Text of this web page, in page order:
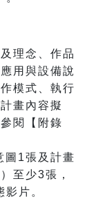
理念、作品
用與設備說
模式、執行
畫內容擬
閱【附錄
圖1張及計畫
至少3張，
片。